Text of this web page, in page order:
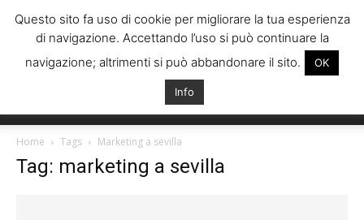
Italiani
Home Tags Marketing a sevilla
Tag: marketing a sevilla
Questo sito fa uso di cookie per migliorare la tua esperienza
di navigazione. Accettando l’uso si può continuare la
navigazione; altrimenti si può abbandonare il sito.
OK
Info